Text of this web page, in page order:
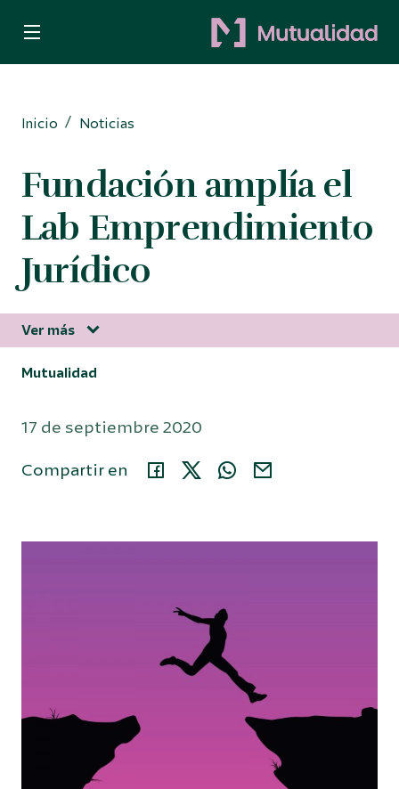
Para Autónomos
Área privada
914 35 24 86
Inicio
Noticias
Fundación amplía el
Lab Emprendimiento
Jurídico
Ver más
Mutualidad
17 de septiembre 2020
Compartir en